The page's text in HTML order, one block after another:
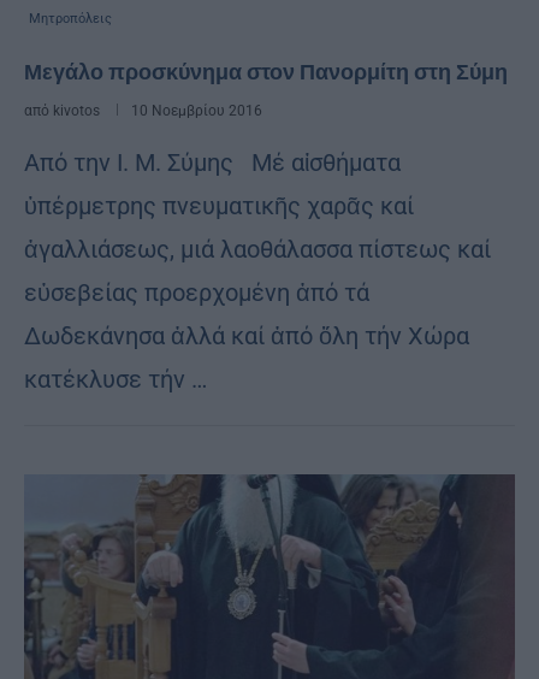
Μητροπόλεις
Μεγάλο προσκύνημα στον Πανορμίτη στη Σύμη
από kivotos 10 Νοεμβρίου 2016
Από την Ι. Μ. Σύμης Μέ αἰσθήματα
ὑπέρμετρης πνευματικῆς χαρᾶς καί
ἀγαλλιάσεως, μιά λαοθάλασσα πίστεως καί
εὐσεβείας προερχομένη ἀπό τά
Δωδεκάνησα ἀλλά καί ἀπό ὅλη τήν Χώρα
κατέκλυσε τήν …